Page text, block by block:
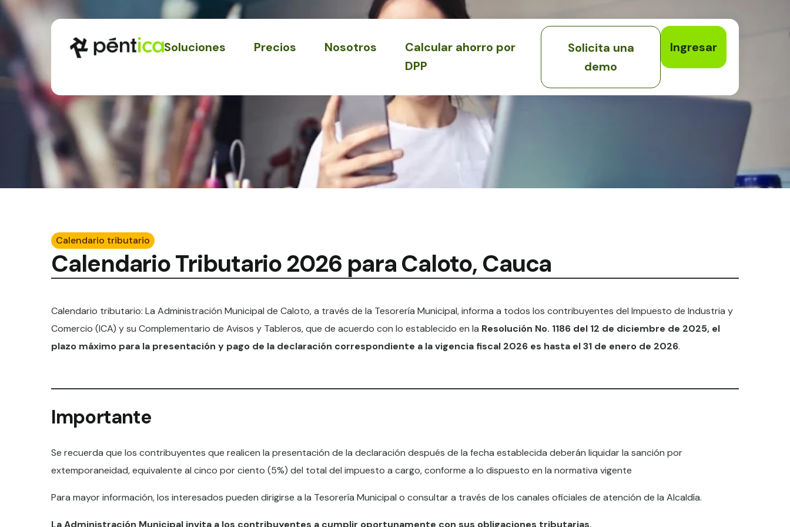
Soluciones Precios Nosotros
Calcular ahorro por
DPP
Solicita una
demo
Ingresar
Calendario tributario
Calendario Tributario 2026 para Caloto, Cauca
Calendario tributario: La Administración Municipal de Caloto, a través de la Tesorería Municipal, informa a todos los contribuyentes del Impuesto de Industria y
Comercio (ICA) y su Complementario de Avisos y Tableros, que de acuerdo con lo establecido en la Resolución No. 1186 del 12 de diciembre de 2025, el
plazo máximo para la presentación y pago de la declaración correspondiente a la vigencia fiscal 2026 es hasta el 31 de enero de 2026.
Importante
Se recuerda que los contribuyentes que realicen la presentación de la declaración después de la fecha establecida deberán liquidar la sanción por
extemporaneidad, equivalente al cinco por ciento (5%) del total del impuesto a cargo, conforme a lo dispuesto en la normativa vigente
Para mayor información, los interesados pueden dirigirse a la Tesorería Municipal o consultar a través de los canales oficiales de atención de la Alcaldía.
La Administración Municipal invita a los contribuyentes a cumplir oportunamente con sus obligaciones tributarias.